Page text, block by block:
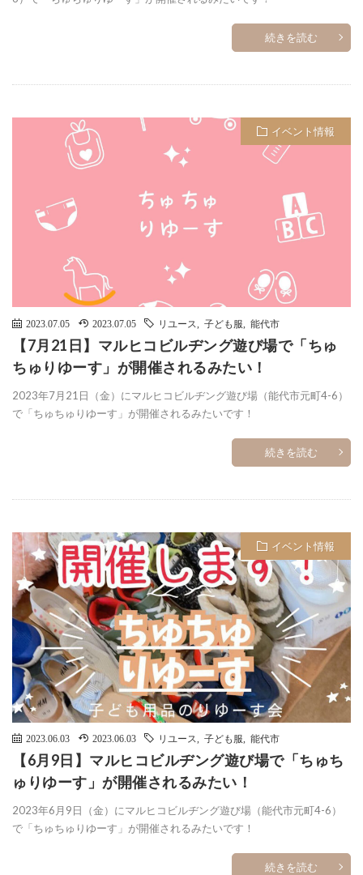
続きを読む
イベント情報
2023.07.05 2023.07.05 リユース 子ども服 能代市
【7月21日】マルヒコビルヂング遊び場で「ちゅ
ちゅりゆーす」が開催されるみたい！
2023年7月21日（金）にマルヒコビルヂング遊び場（能代市元町4-6）
で「ちゅちゅりゆーす」が開催されるみたいです！
続きを読む
イベント情報
2023.06.03 2023.06.03 リユース 子ども服 能代市
【6月9日】マルヒコビルヂング遊び場で「ちゅち
ゅりゆーす」が開催されるみたい！
2023年6月9日（金）にマルヒコビルヂング遊び場（能代市元町4-6）
で「ちゅちゅりゆーす」が開催されるみたいです！
続きを読む